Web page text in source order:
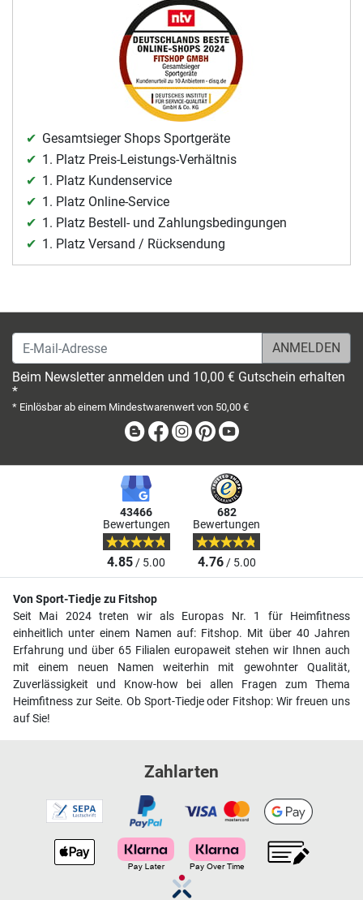
Gesamtsieger Shops Sportgeräte
1. Platz Preis-Leistungs-Verhältnis
1. Platz Kundenservice
1. Platz Online-Service
1. Platz Bestell- und Zahlungsbedingungen
1. Platz Versand / Rücksendung
E-Mail-Adresse
Beim Newsletter anmelden und 10,00 € Gutschein erhalten
*
* Einlösbar ab einem Mindestwarenwert von 50,00 €
BlogFacebook
Instagram
Pinterest
43466
Bewertungen
4.85/ 5.00
682
Bewertungen
4.76/ 5.00
Von Sport-Tiedje zu Fitshop
Seit Mai 2024 treten wir als Europas Nr. 1 für Heimfitness
einheitlich unter einem Namen auf: Fitshop. Mit über 40 Jahren
Erfahrung und über 65 Filialen europaweit stehen wir Ihnen auch
mit einem neuen Namen weiterhin mit gewohnter Qualität,
Zuverlässigkeit und Know-how bei allen Fragen zum Thema
Heimfitness zur Seite. Ob Sport-Tiedje oder Fitshop: Wir freuen uns
auf Sie!
Zahlarten